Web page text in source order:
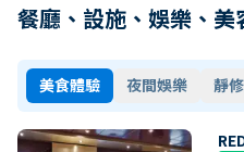
餐廳、設施、娛樂、美
美食體驗 夜間娛樂 靜